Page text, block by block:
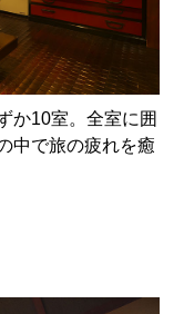
か10室。全室に囲
中で旅の疲れを癒